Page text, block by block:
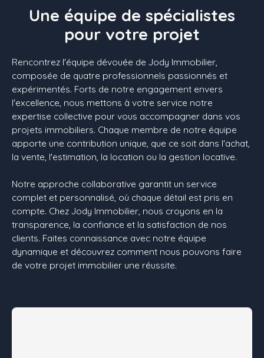
Une équipe de spécialistes
pour votre projet
Rencontrez l'équipe dévouée de Jody Immobilier,
composée de quatre professionnels passionnés et
expérimentés. Forts de notre engagement envers
l'excellence, nous mettons à votre service notre
expertise collective pour vous accompagner dans vos
projets immobiliers. Chaque membre de notre équipe
apporte une contribution unique, que ce soit dans l'achat,
la vente, l'estimation, la location ou la gestion locative.
Notre approche collaborative garantit un service
complet et personnalisé, où chaque détail est pris en
compte. Chez Jody Immobilier, nous croyons en la
transparence, la confiance et la satisfaction de nos
clients. Faites connaissance avec notre équipe
dynamique et découvrez comment nous pouvons faire
de votre projet immobilier une réussite.